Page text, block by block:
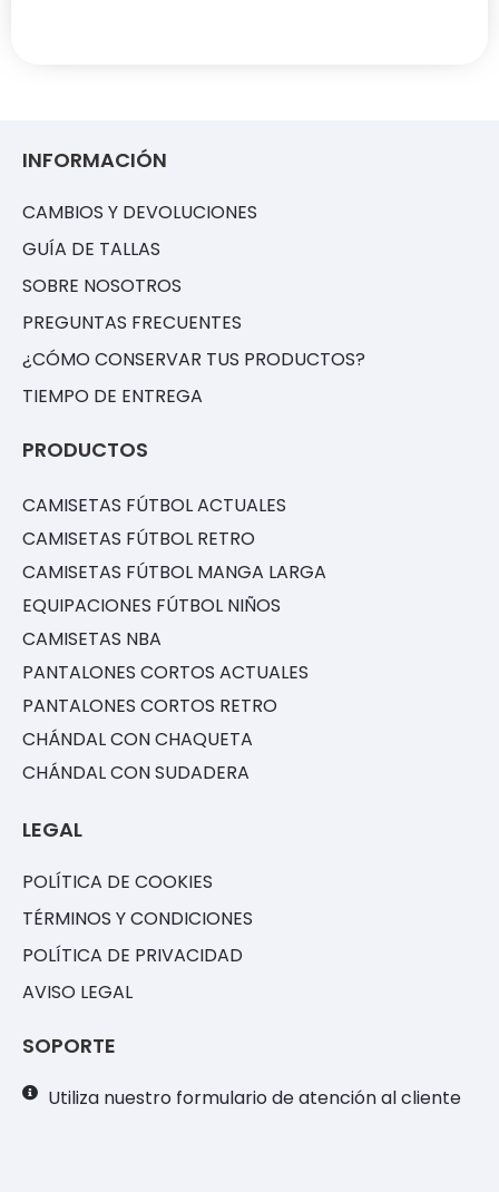
INFORMACIÓN
CAMBIOS Y DEVOLUCIONES
GUÍA DE TALLAS
SOBRE NOSOTROS
PREGUNTAS FRECUENTES
¿CÓMO CONSERVAR TUS PRODUCTOS?
TIEMPO DE ENTREGA
PRODUCTOS
CAMISETAS FÚTBOL ACTUALES
CAMISETAS FÚTBOL RETRO
CAMISETAS FÚTBOL MANGA LARGA
EQUIPACIONES FÚTBOL NIÑOS
CAMISETAS NBA
PANTALONES CORTOS ACTUALES
PANTALONES CORTOS RETRO
CHÁNDAL CON CHAQUETA
CHÁNDAL CON SUDADERA
LEGAL
POLÍTICA DE COOKIES
TÉRMINOS Y CONDICIONES
POLÍTICA DE PRIVACIDAD
AVISO LEGAL
SOPORTE
Utiliza nuestro formulario de atención al cliente